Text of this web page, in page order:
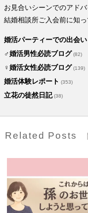
お見合いシーンでのアドバ
結婚相談所ご入会前に知っ
婚活パーティーでの出会い
♂婚活男性必読ブログ (82)
♀婚活女性必読ブログ (139)
婚活体験レポート (353)
立花の徒然日記(38)
Related Posts